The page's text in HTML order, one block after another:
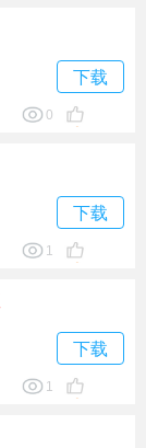
下载
0
下载
1
下载
1